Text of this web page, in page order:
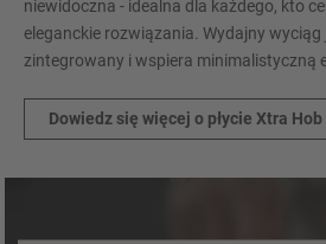
niewidoczna - idealna dla każdego, kto
eleganckie rozwiązania. Wydajny
zintegrowany i wspiera minimalistyczną
Dowiedz się więcej o płycie Xtra Hob